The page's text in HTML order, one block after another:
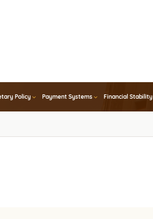
Policy Payment Systems Financial Stability